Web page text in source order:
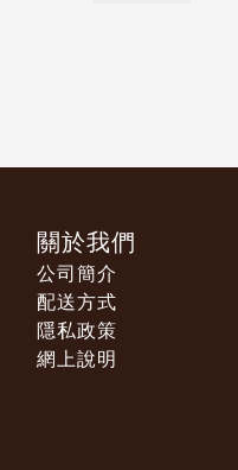
關於我們
公司簡介
配送方式
隱私政策
網上說明